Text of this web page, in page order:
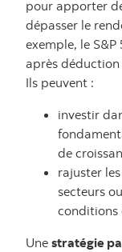
pour apporter
dépasser le
exemple, le S&P
après
Ils peuvent :
investir
de
rajuster
secteurs
conditions
Une stratégie